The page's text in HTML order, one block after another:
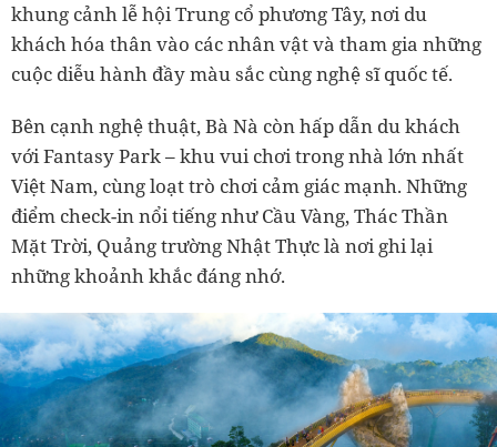
khung cảnh lễ hội Trung cổ phương Tây, nơi du
khách hóa thân vào các nhân vật và tham gia những
cuộc diễu hành đầy màu sắc cùng nghệ sĩ quốc tế.
Bên cạnh nghệ thuật, Bà Nà còn hấp dẫn du khách
với Fantasy Park – khu vui chơi trong nhà lớn nhất
Việt Nam, cùng loạt trò chơi cảm giác mạnh. Những
điểm check-in nổi tiếng như Cầu Vàng, Thác Thần
Mặt Trời, Quảng trường Nhật Thực là nơi ghi lại
những khoảnh khắc đáng nhớ.